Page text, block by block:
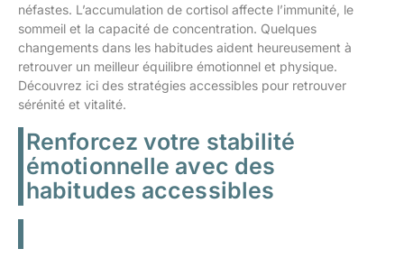
néfastes. L’accumulation de cortisol affecte l’immunité, le
sommeil et la capacité de concentration. Quelques
changements dans les habitudes aident heureusement à
retrouver un meilleur équilibre émotionnel et physique.
Découvrez ici des stratégies accessibles pour retrouver
sérénité et vitalité.
Renforcez votre stabilité
émotionnelle avec des
habitudes accessibles